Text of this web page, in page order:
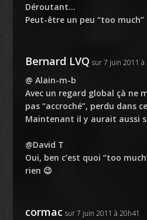
Déroutant…
Peut-être un peu “too
Bernard LVQ sur 7 juin 2011 à
@ Alain-m-b
Avec un regard global çà ne
pas “accroché”, perdu dans
Maintenant il y aurait aussi
@David T
Oui, ben c’est quoi “too
rien 😉
cormac sur 7 juin 2011 à 20h41